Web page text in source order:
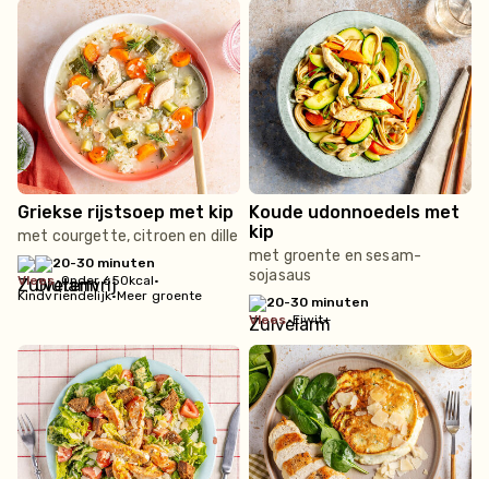
Griekse rijstsoep met kip
met courgette, citroen en dille
20-30 minuten
vlees•Onder 650kcal•
Kindvriendelijk•Meer groente
Koude udonnoedels met
kip
met groente en sesam-
sojasaus
20-30 minuten
vlees•Eiwit+